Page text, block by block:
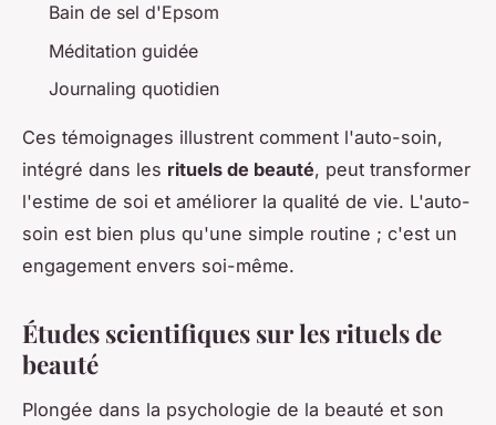
Bain de sel d'Epsom
Méditation guidée
Journaling quotidien
Ces témoignages illustrent comment l'auto-soin,
intégré dans les rituels de beauté, peut transformer
l'estime de soi et améliorer la qualité de vie. L'auto-
soin est bien plus qu'une simple routine ; c'est un
engagement envers soi-même.
Études scientifiques sur les rituels de
beauté
Plongée dans la psychologie de la beauté et son